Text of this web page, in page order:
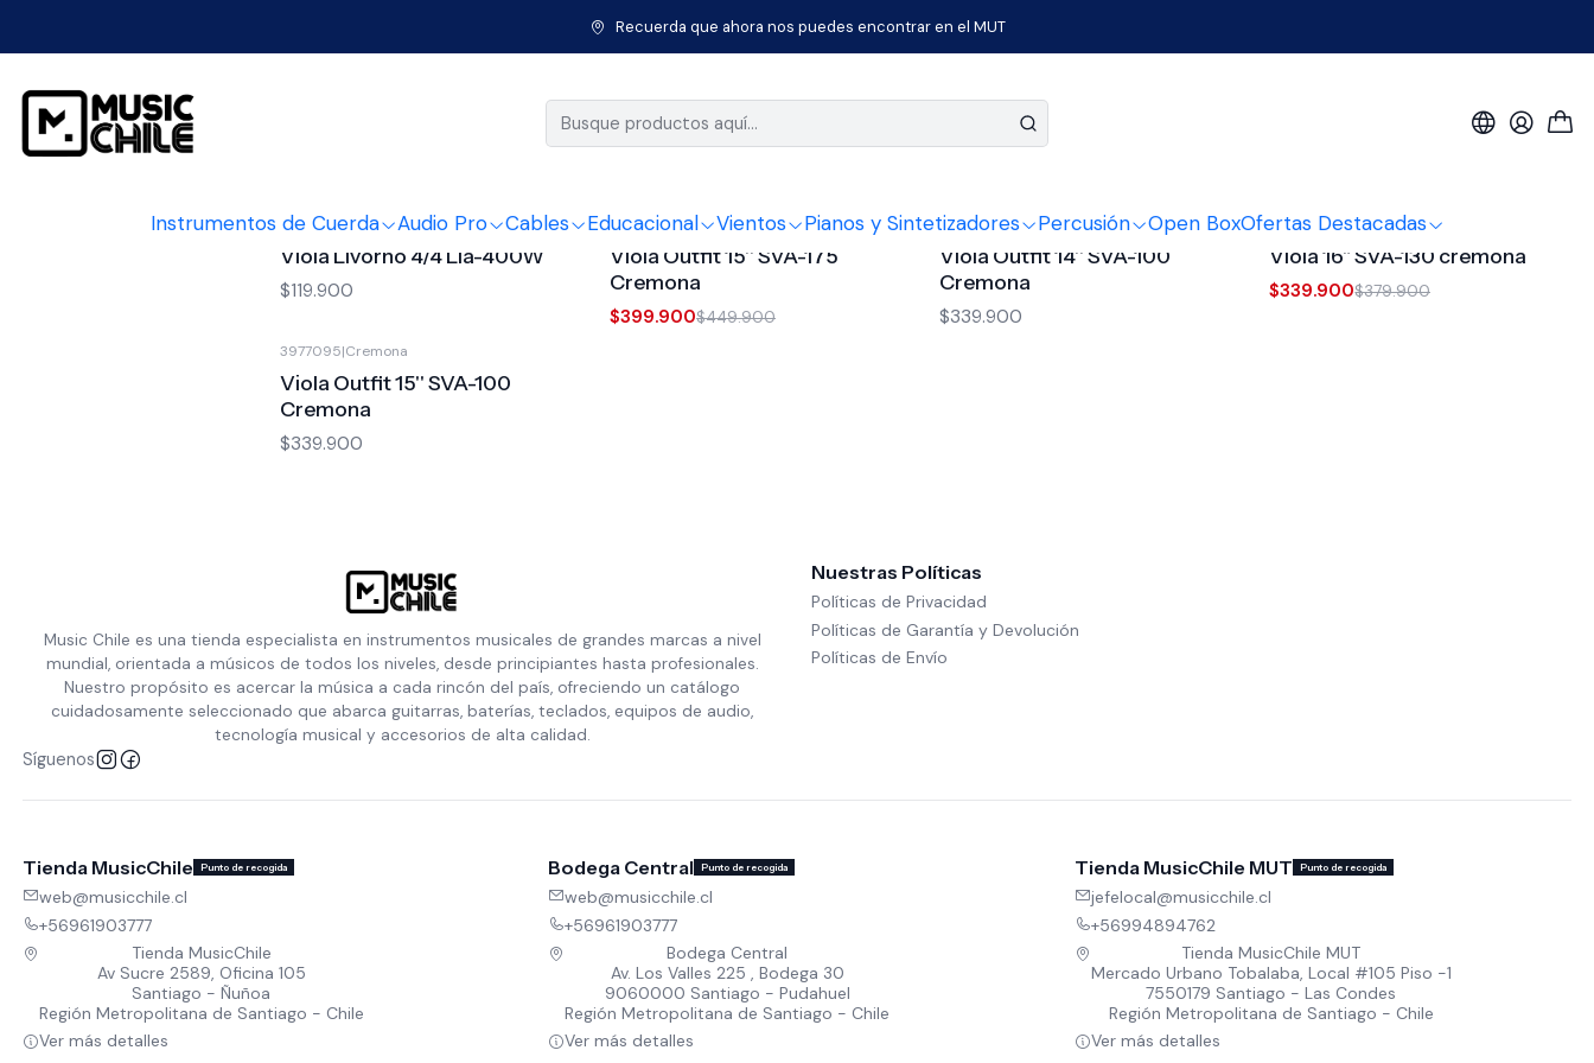
Instrumentos de Cuerda Audio Pro Cables Educacional Vientos Pianos y Sintetizadores Percusión Open BoxOfertas Destacadas
Recuerda que ahora nos puedes encontrar en el MUT
Instrumentos de Cuerda Instrumentos Clásicos Viola
Viola
4678001|Livorno
Viola Livorno 4/4 Lia-400W
$119.900
3977089|Cremona
Viola Outfit 15'' SVA-175
Cremona
$399.900$449.900
3977088|Cremona
Viola Outfit 14'' SVA-100
Cremona
$339.900
3977096|Cremona
Viola 16" SVA-130 cremona
$339.900$379.900
3977095|Cremona
Viola Outfit 15'' SVA-100
Cremona
$339.900
Music Chile es una tienda especialista en instrumentos musicales de grandes marcas a nivel
mundial, orientada a músicos de todos los niveles, desde principiantes hasta profesionales.
Nuestro propósito es acercar la música a cada rincón del país, ofreciendo un catálogo
cuidadosamente seleccionado que abarca guitarras, baterías, teclados, equipos de audio,
tecnología musical y accesorios de alta calidad.
Síguenos
Nuestras Políticas
Políticas de Privacidad
Políticas de Garantía y Devolución
Políticas de Envío
Tienda MusicChile Punto de recogida
web@musicchile.cl
+56961903777
Tienda MusicChile
Av Sucre 2589, Oficina 105
Santiago - Ñuñoa
Región Metropolitana de Santiago - Chile
Ver más detalles
Bodega Central Punto de recogida
web@musicchile.cl
+56961903777
Bodega Central
Av. Los Valles 225 , Bodega 30
9060000 Santiago - Pudahuel
Región Metropolitana de Santiago - Chile
Ver más detalles
Tienda MusicChile MUT Punto de recogida
jefelocal@musicchile.cl
+56994894762
Tienda MusicChile MUT
Mercado Urbano Tobalaba, Local #105 Piso -1
7550179 Santiago - Las Condes
Región Metropolitana de Santiago - Chile
Ver más detalles